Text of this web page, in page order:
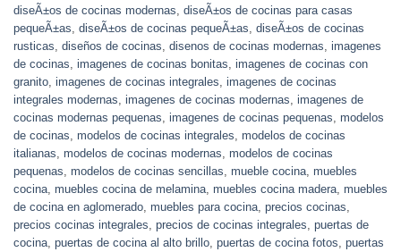
diseÃ±os de cocinas modernas diseÃ±os de cocinas para casas
pequeÃ±as diseÃ±os de cocinas pequeÃ±as diseÃ±os de cocinas
rusticas diseños de cocinas disenos de cocinas modernas imagenes
de cocinas imagenes de cocinas bonitas imagenes de cocinas con
granito imagenes de cocinas integrales imagenes de cocinas
integrales modernas imagenes de cocinas modernas imagenes de
cocinas modernas pequenas imagenes de cocinas pequenas modelos
de cocinas modelos de cocinas integrales modelos de cocinas
italianas modelos de cocinas modernas modelos de cocinas
pequenas modelos de cocinas sencillas mueble cocina muebles
cocina muebles cocina de melamina muebles cocina madera muebles
de cocina en aglomerado muebles para cocina precios cocinas
precios cocinas integrales precios de cocinas integrales puertas de
cocina puertas de cocina al alto brillo puertas de cocina fotos puertas